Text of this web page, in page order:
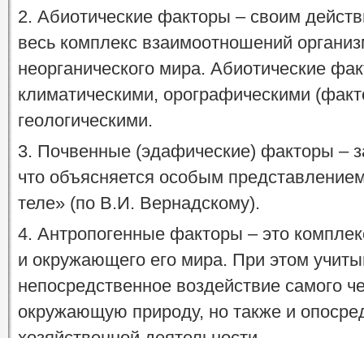
2. Абиотические факторы – своим
весь комплекс взаимоотношений
неорганического мира. Абиотические
климатическими, орографическими
геологическими.
3. Почвенные (эдафические) факторы –
что объясняется особым
теле» (по В.И. Вернадскому).
4. Антропогенные факторы – это
и окружающего его мира. При этом
непосредственное воздействие самого
окружающую природу, но также и